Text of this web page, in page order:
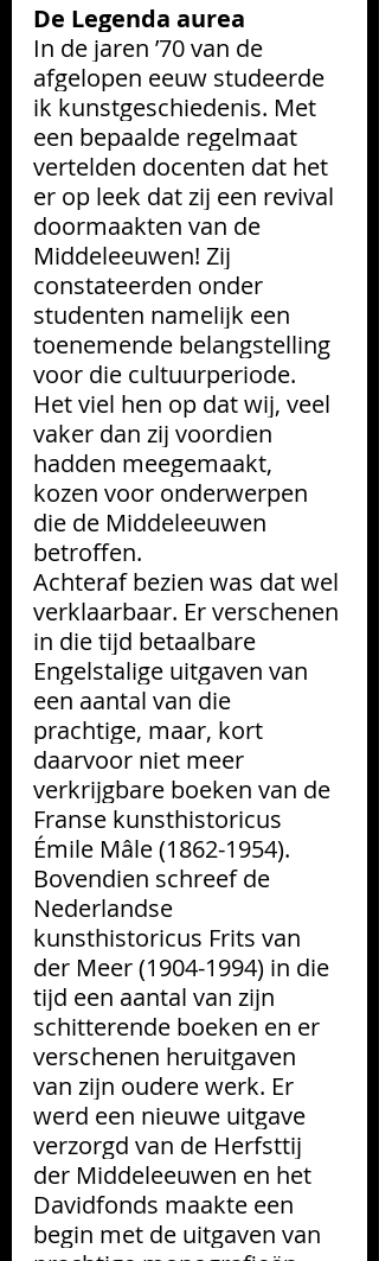
De Legenda aurea
In de jaren ’70 van de
afgelopen eeuw studeerde
ik kunstgeschiedenis. Met
een bepaalde regelmaat
vertelden docenten dat het
er op leek dat zij een revival
doormaakten van de
Middeleeuwen! Zij
constateerden onder
studenten namelijk een
toenemende belangstelling
voor die cultuurperiode.
Het viel hen op dat wij, veel
vaker dan zij voordien
hadden meegemaakt,
kozen voor onderwerpen
die de Middeleeuwen
betroffen.
Achteraf bezien was dat wel
verklaarbaar. Er verschenen
in die tijd betaalbare
Engelstalige uitgaven van
een aantal van die
prachtige, maar, kort
daarvoor niet meer
verkrijgbare boeken van de
Franse kunsthistoricus
Émile Mâle (1862-1954).
Bovendien schreef de
Nederlandse
kunsthistoricus Frits van
der Meer (1904-1994) in die
tijd een aantal van zijn
schitterende boeken en er
verschenen heruitgaven
van zijn oudere werk. Er
werd een nieuwe uitgave
verzorgd van de Herfsttij
der Middeleeuwen en het
Davidfonds maakte een
begin met de uitgaven van